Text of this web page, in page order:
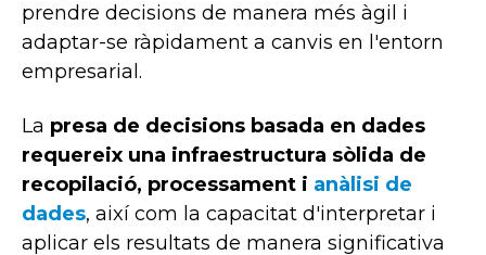
prendre decisions de manera més àgil i
adaptar-se ràpidament a canvis en l'entorn
empresarial.
La presa de decisions basada en dades
requereix una infraestructura sòlida de
recopilació, processament i anàlisi de
dades, així com la capacitat d'interpretar i
aplicar els resultats de manera significativa